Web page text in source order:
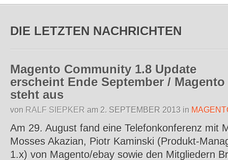
DIE LETZTEN NACHRICHTEN
Magento Community 1.8 Update
erscheint Ende September / Magento
steht aus
von RALF SIEPKER am 2. SEPTEMBER 2013 in
Am 29. August fand eine Telefonkonferenz mit
Mosses Akazian, Piotr Kaminski (Produkt-
1.x) von Magento/ebay sowie den Mitgliedern